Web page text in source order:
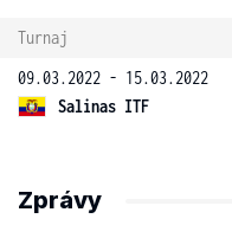
Turnaj
09.03.2022 - 15.03.2022
Salinas ITF
Zprávy